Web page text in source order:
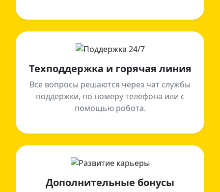
Техподдержка и горячая линия
Все вопросы решаются через чат службы
поддержки, по номеру телефона или с
помощью робота.
Дополнительные бонусы